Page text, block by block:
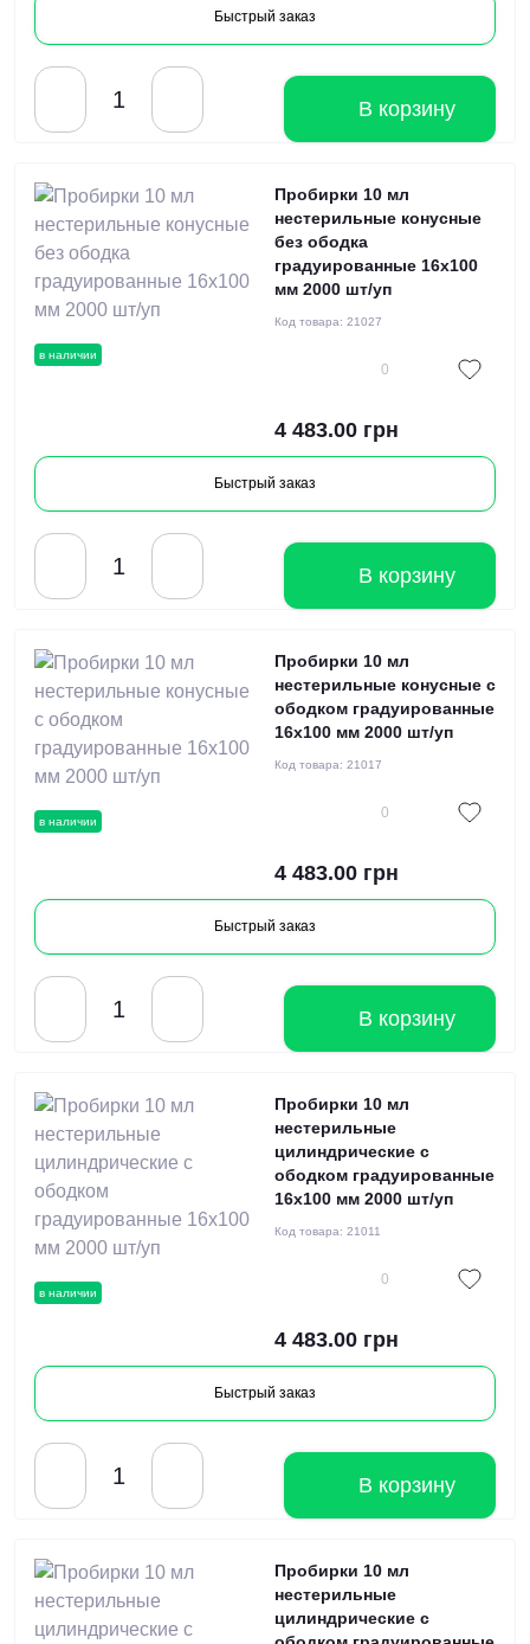
Быстрый заказ
В корзину
в наличии
Пробирки 10 мл
нестерильные конусные
без ободка
градуированные 16x100
мм 2000 шт/уп
Код товара: 21027
0
4 483.00 грн
Быстрый заказ
В корзину
в наличии
Пробирки 10 мл
нестерильные конусные с
ободком градуированные
16x100 мм 2000 шт/уп
Код товара: 21017
0
4 483.00 грн
Быстрый заказ
В корзину
в наличии
Пробирки 10 мл
нестерильные
цилиндрические с
ободком градуированные
16x100 мм 2000 шт/уп
Код товара: 21011
0
4 483.00 грн
Быстрый заказ
В корзину
Пробирки 10 мл
нестерильные
цилиндрические с